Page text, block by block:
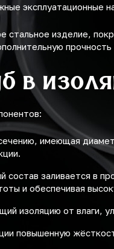
изделие,
в
имеющая
заливается в
и обеспечивая
изоляцию от влаги,
повышенную